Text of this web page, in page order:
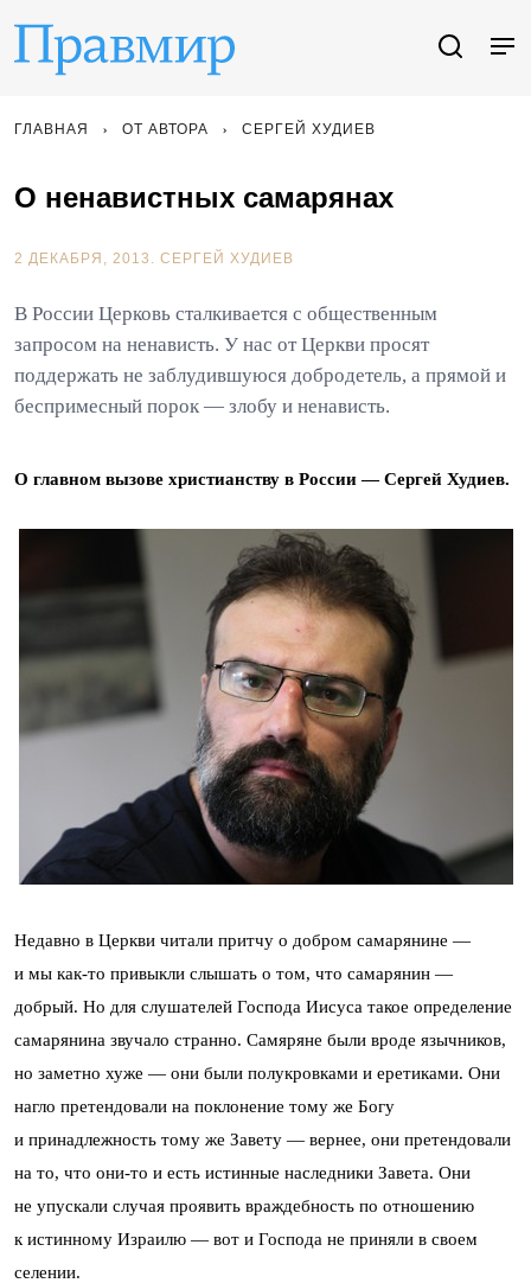
ГЛАВНАЯ ОТ АВТОРА СЕРГЕЙ ХУДИЕВ
О ненавистных самарянах
2 ДЕКАБРЯ, 2013. СЕРГЕЙ ХУДИЕВ
В России Церковь сталкивается с общественным
запросом на ненависть. У нас от Церкви просят
поддержать не заблудившуюся добродетель, а прямой и
беспримесный порок — злобу и ненависть.
О главном вызове христианству в России — Сергей Худиев.
Недавно в Церкви читали притчу о добром самарянине —
и мы как-то привыкли слышать о том, что самарянин —
добрый. Но для слушателей Господа Иисуса такое определение
самарянина звучало странно. Самяряне были вроде язычников,
но заметно хуже — они были полукровками и еретиками. Они
нагло претендовали на поклонение тому же Богу
и принадлежность тому же Завету — вернее, они претендовали
на то, что они-то и есть истинные наследники Завета. Они
не упускали случая проявить враждебность по отношению
к истинному Израилю — вот и Господа не приняли в своем
селении.